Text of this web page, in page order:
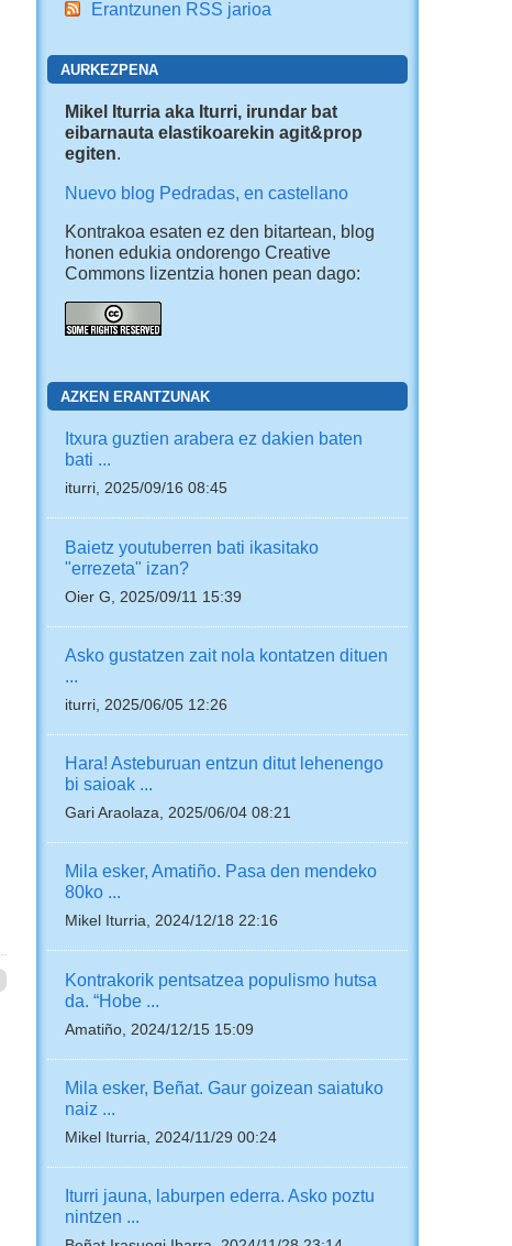
Erantzunen RSS jarioa
AURKEZPENA
Mikel Iturria aka Iturri, irundar bat
eibarnauta elastikoarekin agit&prop
egiten.
Nuevo blog Pedradas, en castellano
Kontrakoa esaten ez den bitartean, blog
honen edukia ondorengo Creative
Commons lizentzia honen pean dago:
AZKEN ERANTZUNAK
Itxura guztien arabera ez dakien baten
bati ...
iturri, 2025/09/16 08:45
Baietz youtuberren bati ikasitako
"errezeta" izan?
Oier G, 2025/09/11 15:39
Asko gustatzen zait nola kontatzen dituen
...
iturri, 2025/06/05 12:26
Hara! Asteburuan entzun ditut lehenengo
bi saioak ...
Gari Araolaza, 2025/06/04 08:21
Mila esker, Amatiño. Pasa den mendeko
80ko ...
Mikel Iturria, 2024/12/18 22:16
Kontrakorik pentsatzea populismo hutsa
da. “Hobe ...
Amatiño, 2024/12/15 15:09
Mila esker, Beñat. Gaur goizean saiatuko
naiz ...
Mikel Iturria, 2024/11/29 00:24
Iturri jauna, laburpen ederra. Asko poztu
nintzen ...